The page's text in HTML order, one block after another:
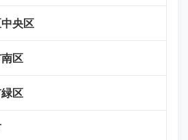
央区
区
区